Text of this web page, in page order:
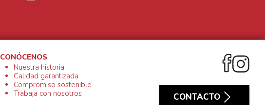
CONÓCENOS
Nuestra historia
Calidad garantizada
Compromiso sostenible
Trabaja con nosotros
CONTACTO